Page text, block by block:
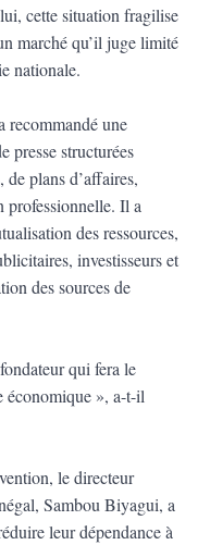
cette situation fragilise
marché qu’il juge limité
nationale.
recommandé une
presse structurées
plans d’affaires,
professionnelle. Il a
des ressources,
investisseurs et
des sources de
qui fera le
économique », a-t-il
le directeur
Sambou Biyagui, a
leur dépendance à